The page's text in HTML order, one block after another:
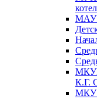
МАУ
К.Г.
МКУ